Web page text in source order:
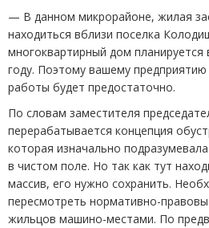
— В данном микрорайоне, жилая
находиться вблизи поселка
многоквартирный дом планируется
году. Поэтому вашему
работы будет предостаточно.
По словам заместителя
перерабатывается концепция
которая изначально
в чистом поле. Но так как тут
массив, его нужно сохранить.
пересмотреть нормативно-
жильцов машино-местами. По